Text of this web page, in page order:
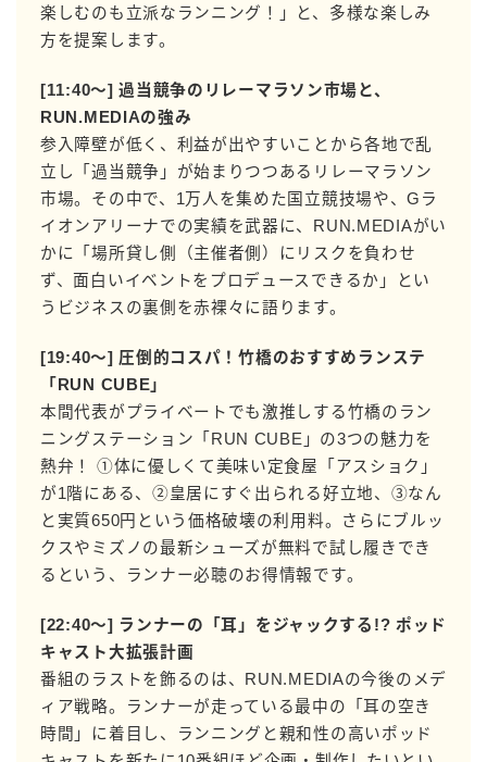
楽しむのも立派なランニング！」と、多様な楽しみ
方を提案します。
[11:40〜] 過当競争のリレーマラソン市場と、
RUN.MEDIAの強み
参入障壁が低く、利益が出やすいことから各地で乱
立し「過当競争」が始まりつつあるリレーマラソン
市場。その中で、1万人を集めた国立競技場や、Gラ
イオンアリーナでの実績を武器に、RUN.MEDIAがい
かに「場所貸し側（主催者側）にリスクを負わせ
ず、面白いイベントをプロデュースできるか」とい
うビジネスの裏側を赤裸々に語ります。
[19:40〜] 圧倒的コスパ！竹橋のおすすめランステ
「RUN CUBE」
本間代表がプライベートでも激推しする竹橋のラン
ニングステーション「RUN CUBE」の3つの魅力を
熱弁！ ①体に優しくて美味い定食屋「アスショク」
が1階にある、②皇居にすぐ出られる好立地、③なん
と実質650円という価格破壊の利用料。さらにブルッ
クスやミズノの最新シューズが無料で試し履きでき
るという、ランナー必聴のお得情報です。
[22:40〜] ランナーの「耳」をジャックする!? ポッド
キャスト大拡張計画
番組のラストを飾るのは、RUN.MEDIAの今後のメデ
ィア戦略。ランナーが走っている最中の「耳の空き
時間」に着目し、ランニングと親和性の高いポッド